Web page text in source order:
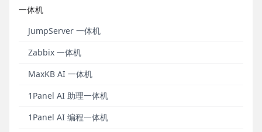
一体机
JumpServer 一体机
Zabbix 一体机
MaxKB AI 一体机
1Panel AI 助理一体机
1Panel AI 编程一体机
Pack），支持在部署应用时一次选择多个目标主机统
升多机环境下应用交付的效率与一致性。
证书管理
方面，DNS账号新增支持Porkbun域名注册
服务商，为自动化证书签发与续期提供更多域名服务
方面，MySQL数据库备份功能新增自定义参数支持，
支持用户根据业务需求灵活配置备份行为，以便更好